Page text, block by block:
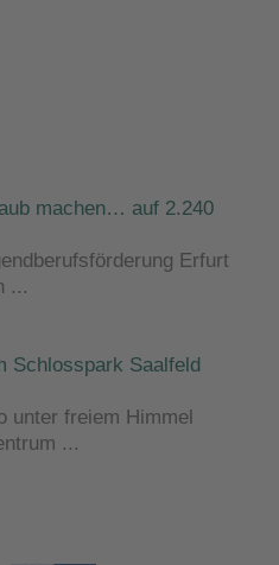
machen… auf 2.240
Erfurt
...
Schlosspark Saalfeld
unter freiem Himmel
...